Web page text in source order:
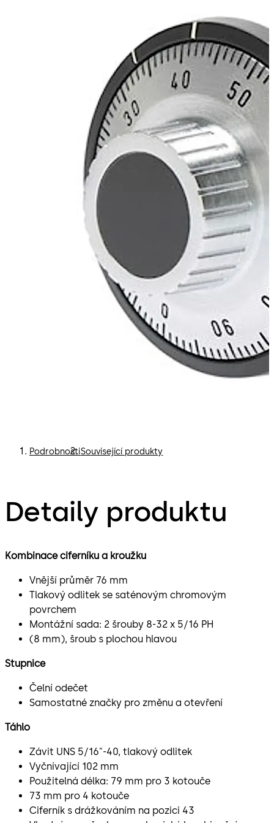
PodrobnostiSouvisející produkty
Detaily produktu
Kombinace ciferníku a kroužku
Vnější průměr 76 mm
Tlakový odlitek se saténovým chromovým
povrchem
Montážní sada: 2 šrouby 8-32 x 5/16 PH
(8 mm), šroub s plochou hlavou
Stupnice
Čelní odečet
Samostatné značky pro změnu a otevření
Táhlo
Závit UNS 5/16"-40, tlakový odlitek
Vyčnívající 102 mm
Použitelná délka: 79 mm pro 3 kotouče
73 mm pro 4 kotouče
Ciferník s drážkováním na pozici 43